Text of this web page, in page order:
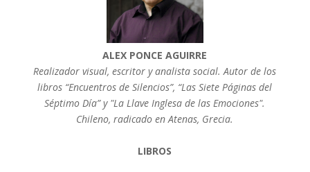
ALEX PONCE AGUIRRE
Realizador visual, escritor y analista social. Autor de los
libros “Encuentros de Silencios”, “Las Siete Páginas del
Séptimo Día” y "La Llave Inglesa de las Emociones".
Chileno, radicado en Atenas, Grecia.
LIBROS